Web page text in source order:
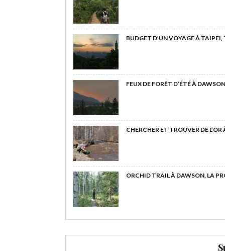
BUDGET D’UN VOYAGE À
FEUX DE FORÊT D’ÉTÉ À
CHERCHER ET TROUVER DE
ORCHID TRAIL À DAWSON, LA